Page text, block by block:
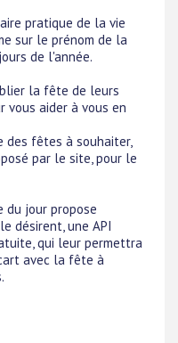
pratique de la vie
sur le prénom de la
de l'année.
la fête de leurs
vous aider à vous en
des fêtes à souhaiter,
par le site, pour le
du jour propose
désirent, une API
qui leur permettra
avec la fête à